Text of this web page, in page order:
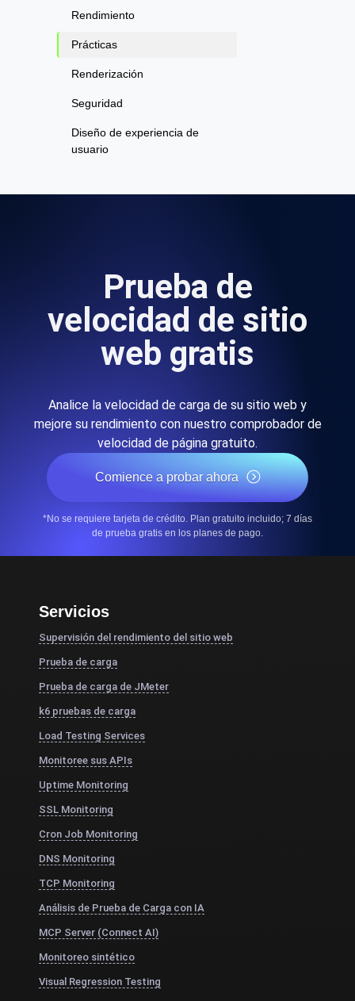
Rendimiento
Prácticas
Renderización
Seguridad
Diseño de experiencia de
usuario
Prueba de
velocidad de sitio
web gratis
Analice la velocidad de carga de su sitio web y
mejore su rendimiento con nuestro comprobador de
velocidad de página gratuito.
Comience a probar ahora
*No se requiere tarjeta de crédito. Plan gratuito incluido; 7 días
de prueba gratis en los planes de pago.
Servicios
Supervisión del rendimiento del sitio web
Prueba de carga
Prueba de carga de JMeter
k6 pruebas de carga
Load Testing Services
Monitoree sus APIs
Uptime Monitoring
SSL Monitoring
Cron Job Monitoring
DNS Monitoring
TCP Monitoring
Análisis de Prueba de Carga con IA
MCP Server (Connect AI)
Monitoreo sintético
Visual Regression Testing